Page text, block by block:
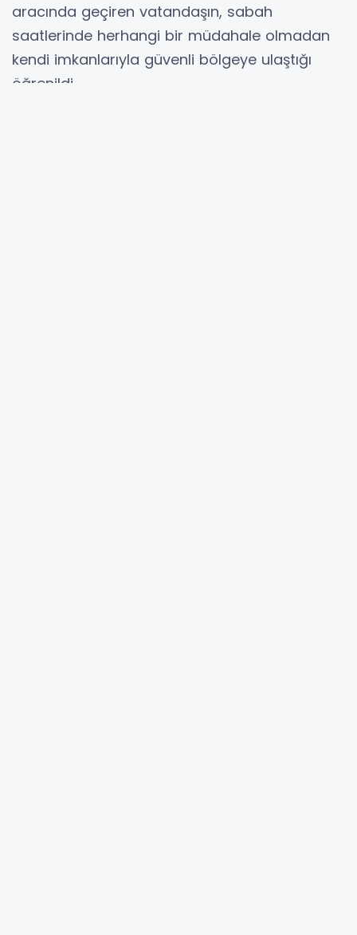
aracında geçiren vatandaşın, sabah
saatlerinde herhangi bir müdahale olmadan
kendi imkanlarıyla güvenli bölgeye ulaştığı
öğrenildi.